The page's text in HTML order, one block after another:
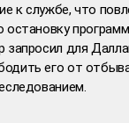
к службе, что
запросил для
его от